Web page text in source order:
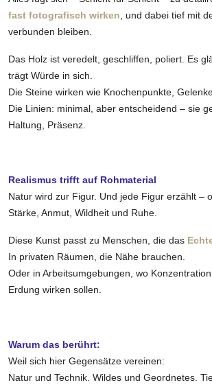
fast fotografisch wirken , und dabei tief mit
verbunden bleiben.
Das Holz ist veredelt, geschliffen, poliert. Es
trägt Würde in sich.
Die Steine wirken wie Knochenpunkte,
Die Linien: minimal, aber entscheidend – sie
Haltung, Präsenz.
Realismus trifft auf Rohmaterial
Natur wird zur Figur. Und jede Figur erzählt –
Stärke, Anmut, Wildheit und Ruhe.
Diese Kunst passt zu Menschen, die das
In privaten Räumen, die Nähe brauchen.
Oder in Arbeitsumgebungen, wo
Erdung wirken sollen.
Warum das berührt:
Weil sich hier Gegensätze vereinen:
Natur und Technik. Wildes und Geordnetes.